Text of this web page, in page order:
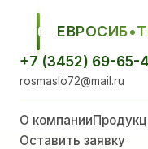
ЕСТ
+7 (3452) 69-65-
rosmaslo72@mail.ru
О компании
Оставить заявку